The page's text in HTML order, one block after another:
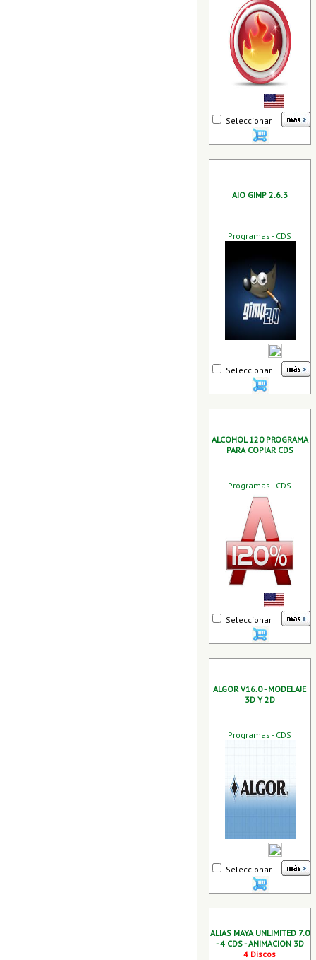
Seleccionar
AIO GIMP 2.6.3
Programas - CDS
Seleccionar
ALCOHOL 120 PROGRAMA
PARA COPIAR CDS
Programas - CDS
Seleccionar
ALGOR V16.0 - MODELAJE
3D Y 2D
Programas - CDS
Seleccionar
ALIAS MAYA UNLIMITED 7.0
- 4 CDS - ANIMACION 3D
4 Discos